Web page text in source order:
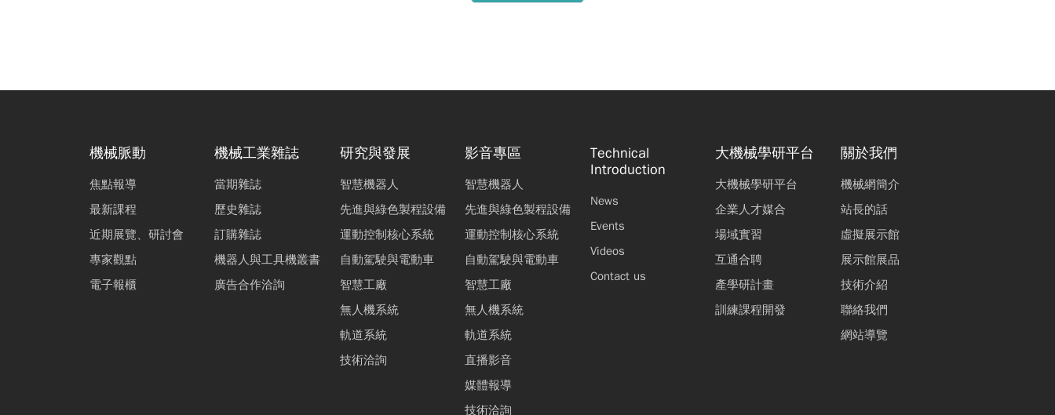
機械脈動
焦點報導
最新課程
近期展覽、研討會
專家觀點
電子報櫃
機械工業雜誌
當期雜誌
歷史雜誌
訂購雜誌
機器人與工具機叢書
廣告合作洽詢
研究與發展
智慧機器人
先進與綠色製程設備
運動控制核心系統
自動駕駛與電動車
智慧工廠
無人機系統
軌道系統
技術洽詢
影音專區
智慧機器人
先進與綠色製程設備
運動控制核心系統
自動駕駛與電動車
智慧工廠
無人機系統
軌道系統
直播影音
媒體報導
技術洽詢
Technical
Introduction
News
Events
Videos
Contact us
大機械學研平台
大機械學研平台
企業人才媒合
場域實習
互通合聘
產學研計畫
訓練課程開發
關於我們
機械網簡介
站長的話
虛擬展示館
展示館展品
技術介紹
聯絡我們
網站導覽